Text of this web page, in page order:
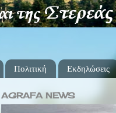
Πολιτική Εκδηλώσεις
AGRAFA NEWS